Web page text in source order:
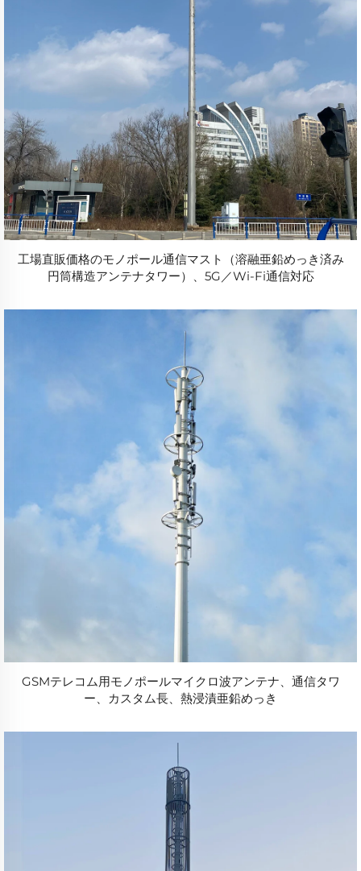
工場直販価格のモノポール通信マスト（溶融亜鉛めっき済み
円筒構造アンテナタワー）、5G／Wi-Fi通信対応
GSMテレコム用モノポールマイクロ波アンテナ、通信タワ
ー、カスタム長、熱浸漬亜鉛めっき